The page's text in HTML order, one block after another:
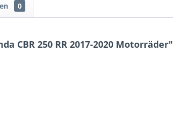
0
CBR 250 RR 2017-2020 Motorräder"